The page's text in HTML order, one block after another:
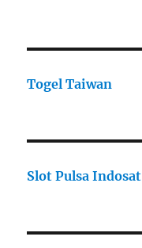
Togel Taiwan
Slot Pulsa Indosat